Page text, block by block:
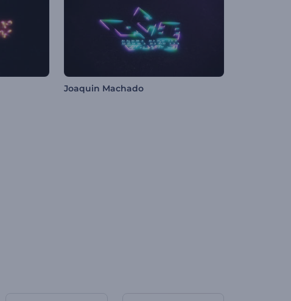
Joaquin Machado